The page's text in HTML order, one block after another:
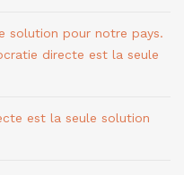
solution pour notre pays.
directe est la seule
est la seule solution